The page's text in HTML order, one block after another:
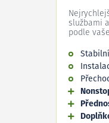
službami
podle